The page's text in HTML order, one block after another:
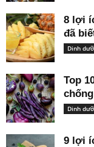
8 lợi
đã
Dinh
Top
Dinh
9 lợi